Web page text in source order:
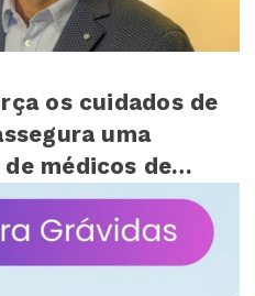
os cuidados de
uma
médicos de